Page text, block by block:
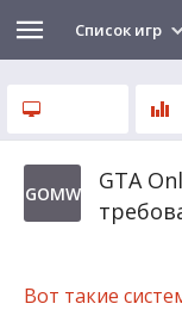
Список игр
GOMW
GTA
Вот такие